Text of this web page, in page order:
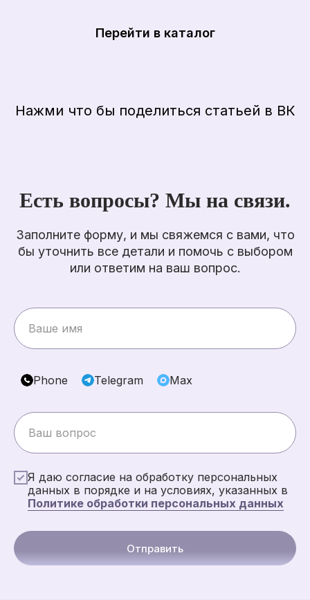
Перейти в каталог
Нажми что бы поделиться статьей в ВК
Есть вопросы? Мы на связи.
Заполните форму, и мы свяжемся с вами, что
бы уточнить все детали и помочь с выбором
или ответим на ваш вопрос.
Phone Telegram Max
Я даю согласие на обработку персональных
данных в порядке и на условиях, указанных в
Политике обработки персональных данных
Отправить